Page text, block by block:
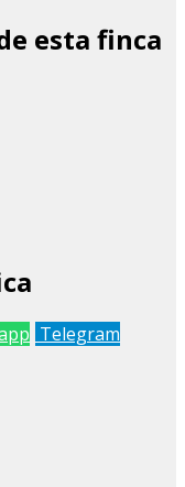
esta finca
Telegram